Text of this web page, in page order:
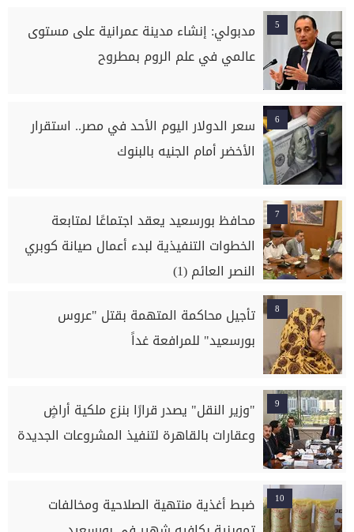
5
مدبولي: إنشاء مدينة عمرانية على مستوى
عالمي في علم الروم بمطروح
6
سعر الدولار اليوم الأحد في مصر.. استقرار
الأخضر أمام الجنيه بالبنوك
7
محافظ بورسعيد يعقد اجتماعًا لمتابعة
الخطوات التنفيذية لبدء أعمال صيانة كوبري
النصر العائم (1)
8
تأجيل محاكمة المتهمة بقتل "عروس
بورسعيد" للمرافعة غداً
9
"وزير النقل" يصدر قرارًا بنزع ملكية أراضٍ
وعقارات بالقاهرة لتنفيذ المشروعات الجديدة
10
ضبط أغذية منتهية الصلاحية ومخالفات